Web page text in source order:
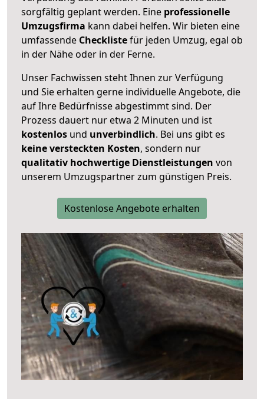
sorgfältig geplant werden. Eine professionelle
Umzugsfirma kann dabei helfen. Wir bieten eine
umfassende Checklistefür jeden Umzug, egal ob
in der Nähe oder in der Ferne.
Unser Fachwissen steht Ihnen zur Verfügung
und Sie erhalten gerne individuelle Angebote, die
auf Ihre Bedürfnisse abgestimmt sind. Der
Prozess dauert nur etwa 2 Minuten und ist
kostenlos und unverbindlich. Bei uns gibt es
keine versteckten Kosten, sondern nur
qualitativ hochwertige Dienstleistungen von
unserem Umzugspartner zum günstigen Preis.
Kostenlose Angebote erhalten